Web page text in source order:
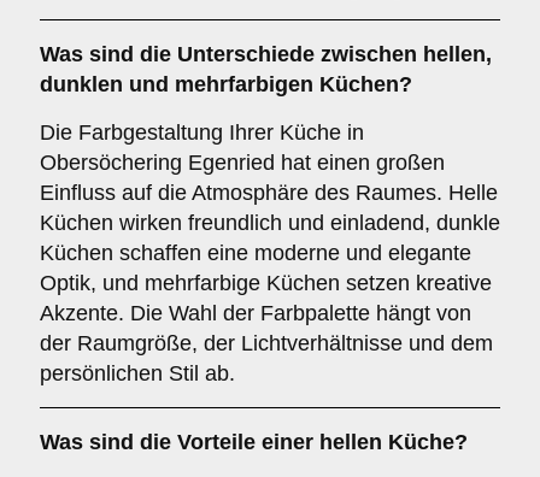
Was sind die Unterschiede zwischen hellen,
dunklen und mehrfarbigen Küchen?
Die Farbgestaltung Ihrer Küche in
Obersöchering Egenried hat einen großen
Einfluss auf die Atmosphäre des Raumes. Helle
Küchen wirken freundlich und einladend, dunkle
Küchen schaffen eine moderne und elegante
Optik, und mehrfarbige Küchen setzen kreative
Akzente. Die Wahl der Farbpalette hängt von
der Raumgröße, der Lichtverhältnisse und dem
persönlichen Stil ab.
Was sind die Vorteile einer hellen Küche?